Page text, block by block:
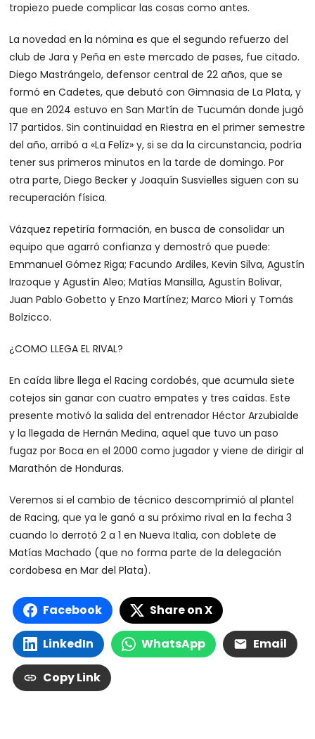
tropiezo puede complicar las cosas como antes.
La novedad en la nómina es que el segundo refuerzo del
club de Jara y Peña en este mercado de pases, fue citado.
Diego Mastrángelo, defensor central de 22 años, que se
formó en Cadetes, que debutó con Gimnasia de La Plata, y
que en 2024 estuvo en San Martín de Tucumán donde jugó
17 partidos. Sin continuidad en Riestra en el primer semestre
del año, arribó a «La Felíz» y, si se da la circunstancia, podría
tener sus primeros minutos en la tarde de domingo. Por
otra parte, Diego Becker y Joaquín Susvielles siguen con su
recuperación física.
Vázquez repetiría formación, en busca de consolidar un
equipo que agarró confianza y demostró que puede:
Emmanuel Gómez Riga; Facundo Ardiles, Kevin Silva, Agustín
Irazoque y Agustín Aleo; Matías Mansilla, Agustín Bolivar,
Juan Pablo Gobetto y Enzo Martínez; Marco Miori y Tomás
Bolzicco.
¿COMO LLEGA EL RIVAL?
En caída libre llega el Racing cordobés, que acumula siete
cotejos sin ganar con cuatro empates y tres caídas. Este
presente motivó la salida del entrenador Héctor Arzubialde
y la llegada de Hernán Medina, aquel que tuvo un paso
fugaz por Boca en el 2000 como jugador y viene de dirigir al
Marathón de Honduras.
Veremos si el cambio de técnico descomprimió al plantel
de Racing, que ya le ganó a su próximo rival en la fecha 3
cuando lo derrotó 2 a 1 en Nueva Italia, con doblete de
Matías Machado (que no forma parte de la delegación
cordobesa en Mar del Plata).
Facebook Share on X
LinkedIn WhatsApp Email
Copy Link